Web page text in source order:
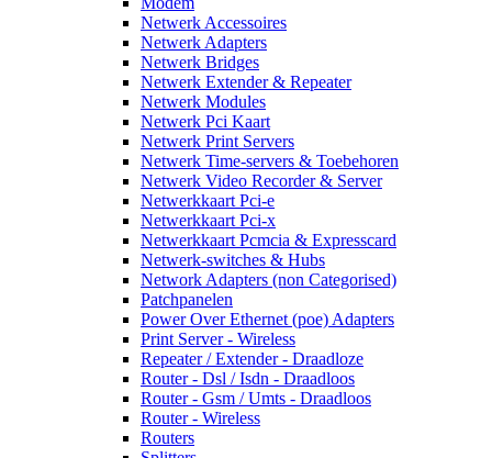
Netwerk Accessoires
Netwerk Adapters
Netwerk Bridges
Netwerk Extender & Repeater
Netwerk Modules
Netwerk Pci Kaart
Netwerk Print Servers
Netwerk Time-servers & Toebehoren
Netwerk Video Recorder & Server
Netwerkkaart Pci-e
Netwerkkaart Pci-x
Netwerkkaart Pcmcia & Expresscard
Netwerk-switches & Hubs
Network Adapters (non Categorised)
Patchpanelen
Power Over Ethernet (poe) Adapters
Print Server - Wireless
Repeater / Extender - Draadloze
Router - Dsl / Isdn - Draadloos
Router - Gsm / Umts - Draadloos
Router - Wireless
Routers